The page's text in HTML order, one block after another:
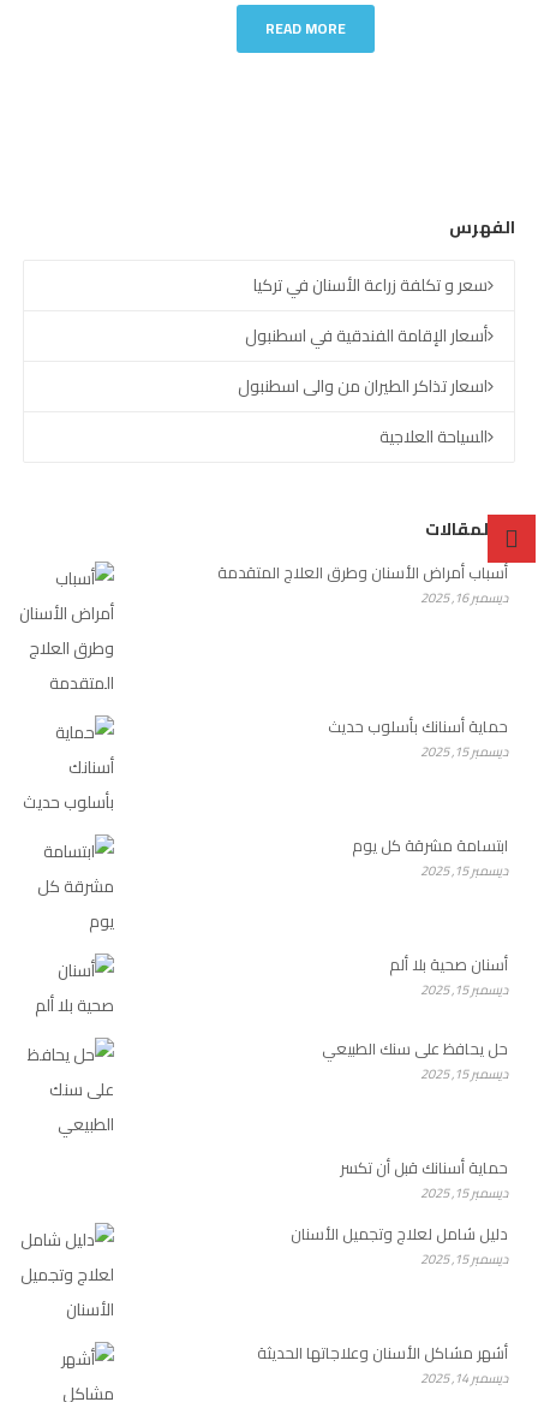
READ MORE
الفهرس
سعر و تكلفة زراعة الأسنان في تركيا
أسعار الإقامة الفندقية في اسطنبول
اسعار تذاكر الطيران من والى اسطنبول
السياحة العلاجية
آخر المقالات
أسباب أمراض الأسنان وطرق العلاج المتقدمة
ديسمبر 16, 2025
حماية أسنانك بأسلوب حديث
ديسمبر 15, 2025
ابتسامة مشرقة كل يوم
ديسمبر 15, 2025
أسنان صحية بلا ألم
ديسمبر 15, 2025
حل يحافظ على سنك الطبيعي
ديسمبر 15, 2025
حماية أسنانك قبل أن تكسر
ديسمبر 15, 2025
دليل شامل لعلاج وتجميل الأسنان
ديسمبر 15, 2025
أشهر مشاكل الأسنان وعلاجاتها الحديثة
ديسمبر 14, 2025